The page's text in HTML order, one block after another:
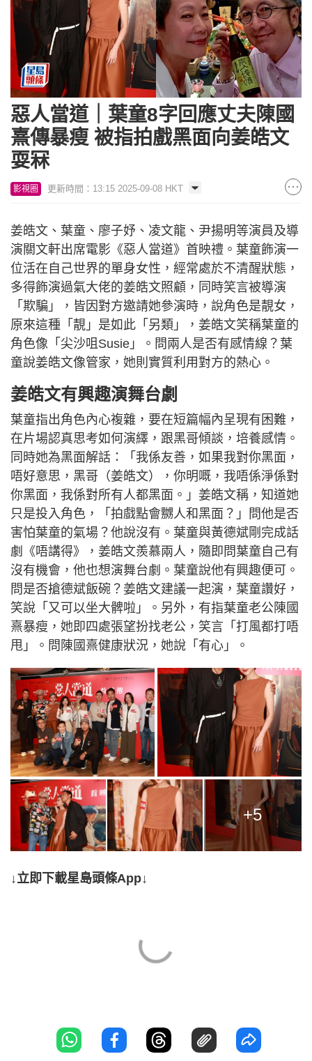
惡人當道｜葉童8字回應丈夫陳國
熹傳暴瘦 被指拍戲黑面向姜皓文
耍冧
影視圈 更新時間：13:15 2025-09-08 HKT
姜皓文、葉童、廖子妤、凌文龍、尹揚明等演員及導
演關文軒出席電影《惡人當道》首映禮。葉童飾演一
位活在自己世界的單身女性，經常處於不清醒狀態，
多得飾演過氣大佬的姜皓文照顧，同時笑言被導演
「欺騙」，皆因對方邀請她參演時，說角色是靚女，
原來這種「靚」是如此「另類」，姜皓文笑稱葉童的
角色像「尖沙咀Susie」。問兩人是否有感情線？葉
童說姜皓文像管家，她則實質利用對方的熱心。
姜皓文有興趣演舞台劇
葉童指出角色內心複雜，要在短篇幅內呈現有困難，
在片場認真思考如何演繹，跟黑哥傾談，培養感情。
同時她為黑面解話：「我係友善，如果我對你黑面，
唔好意思，黑哥（姜皓文），你明嘅，我唔係淨係對
你黑面，我係對所有人都黑面。」姜皓文稱，知道她
只是投入角色，「拍戲點會嬲人和黑面？」問他是否
害怕葉童的氣場？他說沒有。葉童與黃德斌剛完成話
劇《唔講得》，姜皓文羨慕兩人，隨即問葉童自己有
沒有機會，他也想演舞台劇。葉童說他有興趣便可。
問是否搶德斌飯碗？姜皓文建議一起演，葉童讚好，
笑說「又可以坐大髀啦」。另外，有指葉童老公陳國
熹暴瘦，她即四處張望扮找老公，笑言「打風都打唔
甩」。問陳國熹健康狀況，她說「有心」。
+5
↓立即下載星島頭條App↓